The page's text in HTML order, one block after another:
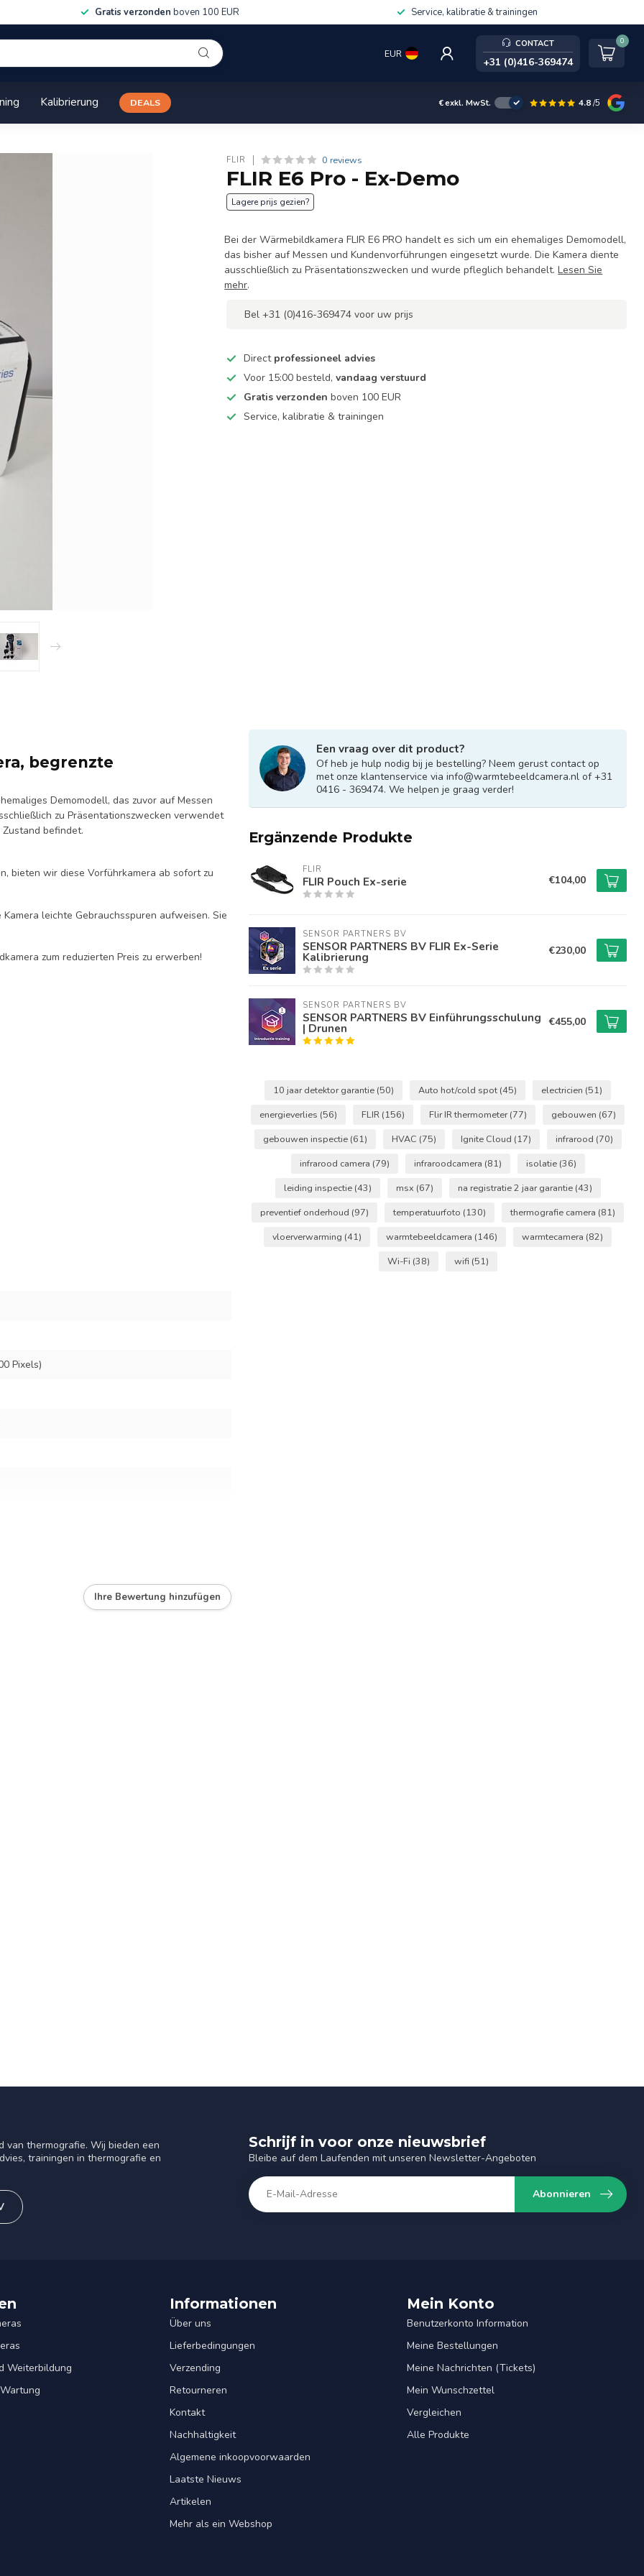
Gratis verzonden boven 100 EUR Service, kalibratie & trainingen
EUR
CONTACT
+31 (0)416-369474
0
Kalibrierung DEALS €exkl. MwSt. 4.8/5
FLIR 0 reviews
FLIR E6 Pro - Ex-Demo
Lagere prijs gezien?
Bei der Wärmebildkamera FLIR E6 PRO handelt es sich um ein ehemaliges Demomodell,
das bisher auf Messen und Kundenvorführungen eingesetzt wurde. Die Kamera diente
ausschließlich zu Präsentationszwecken und wurde pfleglich behandelt.Lesen Sie
mehr.
Bel +31 (0)416-369474 voor uw prijs
Direct professioneel advies
Voor 15:00 besteld,vandaag verstuurd
Gratis verzonden boven 100 EUR
Service, kalibratie & trainingen
begrenzte
Demomodell, das zuvor auf Messen
zu Präsentationszwecken verwendet
befindet.
bieten wir diese Vorführkamera ab sofort zu
leichte Gebrauchsspuren aufweisen. Sie
zum reduzierten Preis zu erwerben!
Pixels)
Ihre Bewertung hinzufügen
Een vraag over dit product?
Of heb je hulp nodig bij je bestelling? Neem gerust contact op
met onze klantenservice via info@warmtebeeldcamera.nl of +31
0416 - 369474. We helpen je graag verder!
Ergänzende Produkte
FLIR
FLIR Pouch Ex-serie €104,00
SENSOR PARTNERS BV
SENSOR PARTNERS BV FLIR Ex-Serie
Kalibrierung €230,00
SENSOR PARTNERS BV
SENSOR PARTNERS BV Einführungsschulung
| Drunen €455,00
10 jaar detektor garantie (50) Auto hot/cold spot (45) electricien (51)
energieverlies (56) FLIR (156) Flir IR thermometer(77) gebouwen (67)
gebouwen inspectie (61) HVAC (75) Ignite Cloud (17) infrarood (70)
infrarood camera (79) infraroodcamera (81) isolatie (36)
leiding inspectie (43) msx (67) na registratie 2 jaar garantie (43)
preventief onderhoud (97) temperatuurfoto (130) thermografie camera (81)
vloerverwarming (41) warmtebeeldcamera (146) warmtecamera (82)
Wi-Fi (38) wifi (51)
van thermografie. Wij bieden een
trainingen in thermografie en
Schrijf in voor onze nieuwsbrief
Bleibe auf dem Laufenden mit unseren Newsletter-Angeboten
Abonnieren
Weiterbildung
Informationen
Über uns
Lieferbedingungen
Verzending
Retourneren
Kontakt
Nachhaltigkeit
Algemene inkoopvoorwaarden
Laatste Nieuws
Artikelen
Mehr als ein Webshop
Mein Konto
Benutzerkonto Information
Meine Bestellungen
Meine Nachrichten (Tickets)
Mein Wunschzettel
Vergleichen
Alle Produkte